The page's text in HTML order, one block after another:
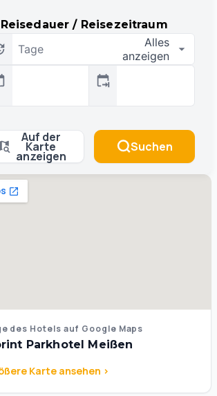
Reisedauer / Reisezeitraum
Tage
Alles
anzeigen
Auf der
Karte
anzeigen
Suchen
des Hotels auf Google Maps
Parkhotel Meißen
Karte ansehen >